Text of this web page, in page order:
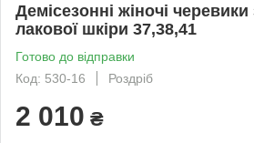
Демісезонні жіночі
лакової шкіри 37,38,41
Готово до відправки
Код: 530-16
Роздріб
2 010 ₴